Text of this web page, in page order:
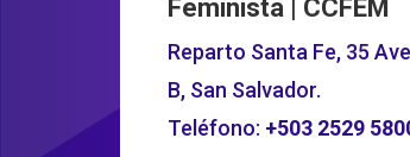
Feminista | CCFEM
Reparto Santa Fe, 35
B, San Salvador.
Teléfono: +503 2529